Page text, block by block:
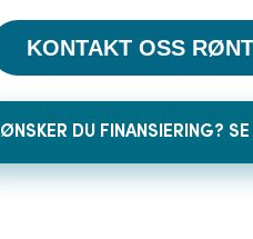
KONTAKT OSS
ØNSKER DU FINANSIERING? SE